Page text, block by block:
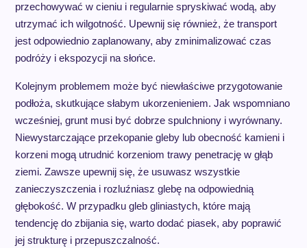
przechowywać w cieniu i regularnie spryskiwać wodą, aby
utrzymać ich wilgotność. Upewnij się również, że transport
jest odpowiednio zaplanowany, aby zminimalizować czas
podróży i ekspozycji na słońce.
Kolejnym problemem może być niewłaściwe przygotowanie
podłoża, skutkujące słabym ukorzenieniem. Jak wspomniano
wcześniej, grunt musi być dobrze spulchniony i wyrównany.
Niewystarczające przekopanie gleby lub obecność kamieni i
korzeni mogą utrudnić korzeniom trawy penetrację w głąb
ziemi. Zawsze upewnij się, że usuwasz wszystkie
zanieczyszczenia i rozluźniasz glebę na odpowiednią
głębokość. W przypadku gleb gliniastych, które mają
tendencję do zbijania się, warto dodać piasek, aby poprawić
jej strukturę i przepuszczalność.